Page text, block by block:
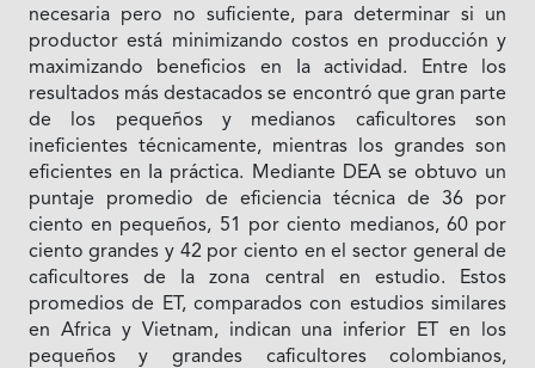
necesaria pero no suficiente, para determinar si un
productor está minimizando costos en producción y
maximizando beneficios en Ia actividad. Entre los
resultados más destacados se encontró que gran parte
de los pequeños y medianos caficultores son
ineficientes técnicamente, mientras los grandes son
eficientes en Ia práctica. Mediante DEA se obtuvo un
puntaje promedio de eficiencia técnica de 36 por
ciento en pequeños, 51 por ciento medianos, 60 por
ciento grandes y 42 por ciento en el sector general de
caficultores de Ia zona central en estudio. Estos
promedios de ET, comparados con estudios similares
en Africa y Vietnam, indican una inferior ET en los
pequeños y grandes caficultores colombianos,